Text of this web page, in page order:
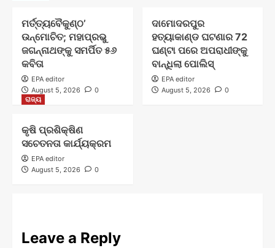
ମର୍ତ୍ତ୍ୟବୈକୁଣ୍ଠ’
ଉନ୍ମୋଚିତ; ମହାପ୍ରଭୁ
ଜଗନ୍ନାଥଙ୍କୁ ସମର୍ପିତ ୫୬
କବିତା
EPA editor
August 5, 2026
0
ଦାମୋଦରପୁର
ହତ୍ୟାକାଣ୍ଡ ଘଟଣାର 72
ଘଣ୍ଟା ପରେ ଅପରାଧୀଙ୍କୁ
ବାନ୍ଧିଲା ପୋଲିସ୍
EPA editor
August 5, 2026
0
ରାଜ୍ୟ
କୃଷି ପ୍ରଶିକ୍ଷିଣ
ସଚେତନତା କାର୍ଯ୍ୟକ୍ରମ
EPA editor
August 5, 2026
0
Leave a Reply